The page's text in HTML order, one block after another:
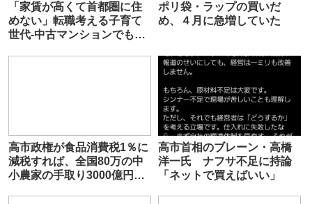
「家賃が高くて首都圏に住
めない」転職考える子育て
世代-中古マンションでも世
ポリ袋・ラップの買いだ
め、４月に急増していた
高市政権が食品消費税1％に
減税すれば、全国80万の中
小農家の手取り3000億円以
高市首相のブレーン・高橋
洋一氏 ナフサ不足に持論
「ネットで買えばいい」